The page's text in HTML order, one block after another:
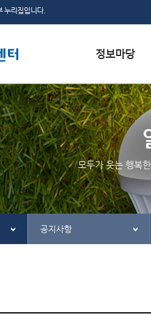
서식자료실
채용정보
인재정보
관련사이트
모두가 웃는 행복
공지사항